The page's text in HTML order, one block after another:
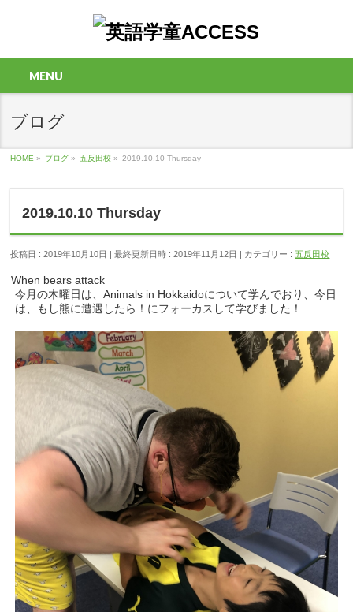
MENU
ブログ
HOME » ブログ » 五反田校 » 2019.10.10 Thursday
2019.10.10 Thursday
投稿日 : 2019年10月10日 最終更新日時 : 2019年11月12日 カテゴリー :五反田校
When bears attack
今月の木曜日は、Animals in Hokkaidoについて学んでおり、今日
は、もし熊に遭遇したら！にフォーカスして学びました！